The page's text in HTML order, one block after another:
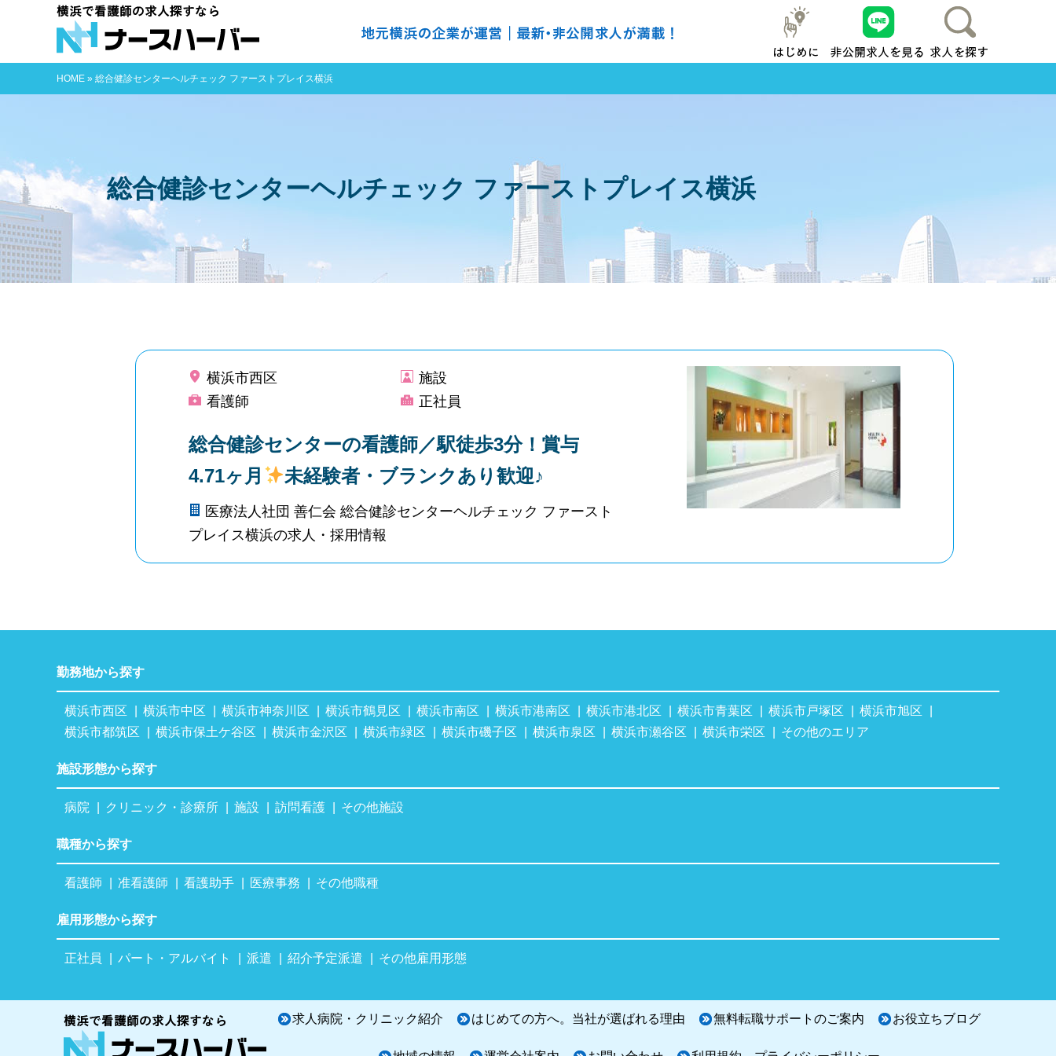
はじめに 友だち追加
HOME » 総合健診センターヘルチェック ファーストプレイス横浜
総合健診センターヘルチェック ファーストプレイス横浜
横浜市西区
施設
看護師
正社員
総合健診センターの看護師／駅徒歩3分！賞与
4.71ヶ月
未経験者・ブランクあり歓迎♪
医療法人社団 善仁会 総合健診センターヘルチェック ファースト
プレイス横浜の求人・採用情報
勤務地から探す
横浜市西区 横浜市中区 横浜市神奈川区 横浜市鶴見区 横浜市南区 横浜市港南区 横浜市港北区 横浜市青葉区 横浜市戸塚区
横浜市旭区
横浜市都筑区
横浜市保土ケ谷区 横浜市金沢区 横浜市緑区 横浜市磯子区 横浜市泉区 横浜市瀬谷区 横浜市栄区 その他のエリア
施設形態から探す
病院 クリニック・診療所 施設 訪問看護 その他施設
職種から探す
看護師 准看護師 看護助手 医療事務 その他職種
雇用形態から探す
正社員 パート・アルバイト 派遣 紹介予定派遣 その他雇用形態
求人病院・クリニック紹介 はじめての方へ。当社が選ばれる理由 無料転職サポートのご案内 お役立ちブログ